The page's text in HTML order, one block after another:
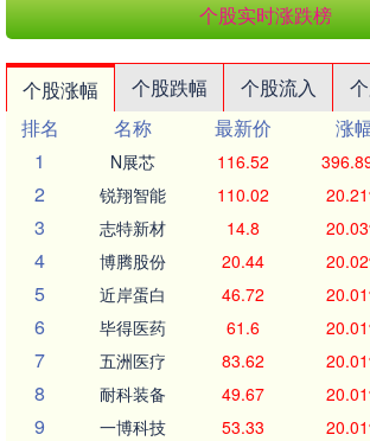
个股实时涨跌榜
个股涨幅 个股跌幅 个股流入
排名
名称 最新价 涨
1
N展芯 116.52
2 锐翔智能 110.02
3 志特新材 14.8
4 博腾股份 20.44
5 近岸蛋白 46.72
6 毕得医药 61.6
7 五洲医疗 83.62
8 耐科装备 49.67
9 一博科技 53.33